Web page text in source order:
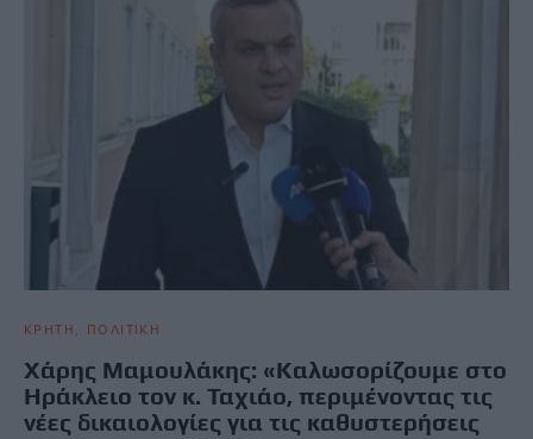
ΚΡΗΤΗ ΠΟΛΙΤΙΚΗ
Χάρης Μαμουλάκης: «Καλωσορίζουμε στο
Ηράκλειο τον κ. Ταχιάο, περιμένοντας τις
νέες δικαιολογίες για τις καθυστερήσεις